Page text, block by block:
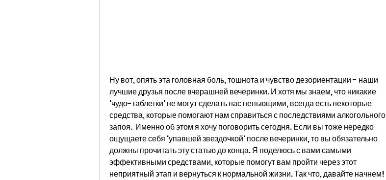
Ну вот, опять эта головная боль, тошнота и чувство дезориентации - наши
лучшие друзья после вчерашней вечеринки. И хотя мы знаем, что никакие
'чудо-таблетки' не могут сделать нас непьющими, всегда есть некоторые
средства, которые помогают нам справиться с последствиями алкогольного
запоя.  Именно об этом я хочу поговорить сегодня. Если вы тоже нередко
ощущаете себя 'упавшей звездочкой' после вечеринки, то вы обязательно
должны прочитать эту статью до конца. Я поделюсь с вами самыми
эффективными средствами, которые помогут вам пройти через этот
неприятный этап и вернуться к нормальной жизни. Так что, давайте начнем!